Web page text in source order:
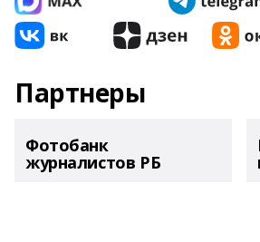
Партнеры
Фотобанк
журналистов РБ